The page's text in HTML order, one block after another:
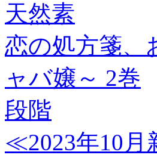
天然素
恋の処方箋、
ャバ嬢～ 2巻
段階
≪2023年10月